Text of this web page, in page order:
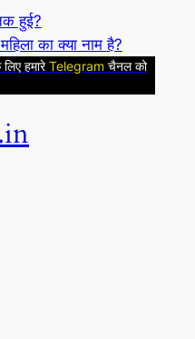
हुई?
का क्या नाम है?
हमारे Telegram चैनल को